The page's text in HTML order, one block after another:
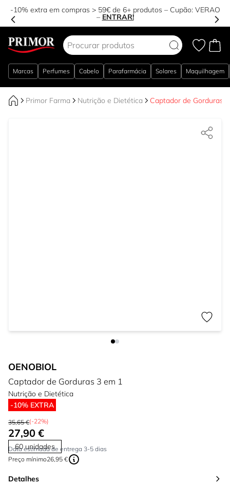
-10% extra em compras > 59€ de 6+ produtos – Cupão: VERAO
– ENTRAR!
Marcas Perfumes Cabelo Parafarmácia Solares Maquilhagem
Primor Farma Nutrição e Dietética Captador de Gorduras
OENOBIOL
Captador de Gorduras 3 em 1
Nutrição e Dietética
-10% EXTRA
35,65 €(-22%)
27,90 €
60 unidades
Data estimada de entrega 3-5 dias
Preço mínimo26,95 €
Detalhes